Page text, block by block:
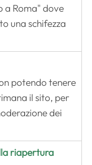
a Roma" dove
una schifezza
potendo tenere
il sito, per
dei
riapertura